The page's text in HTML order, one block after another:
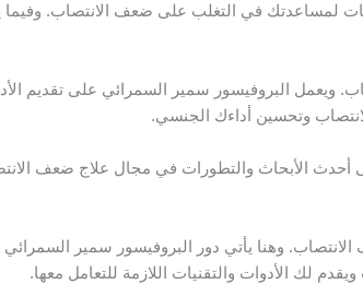
لمساعدتك في التغلب على ضعف الانتصاب. وفيما
ويعمل البروفيسور سمير السمرائي على تقديم
وتحسين أداءك الجنسي.
أحدث الأبحاث والتطورات في مجال علاج ضعف
وهنا يأتي دور البروفيسور سمير
لك الأدوات والتقنيات اللازمة للتعامل معها.